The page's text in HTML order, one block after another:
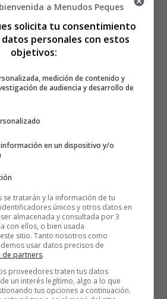
Caramelos de
ácida
que necesitas son:
de maíz
aroma de
naranja
líquido (opcional)
los Caramelos de
de silicona para hornear o cubre una
o mármol con una fina capa de
par de guantes de látex limpios, un
a Menudos Peques
solicita tu consentimiento
personales con estos
objetivos:
medición de contenido y
de audiencia y desarrollo de
en un dispositivo y/o
se tratarán y la información de tu
únicos y otros datos en
almacenada y consultada por 3
con ellos, o bien usada
sitio. Tanto nosotros como
usar datos precisos de
de partners.
proveedores traten tus datos
un interés legítimo, algo a lo que
tus opciones a continuación.